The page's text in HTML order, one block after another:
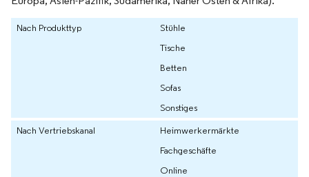
Nach Produkttyp
Stühle
Tische
Betten
Sofas
Sonstiges
Nach Vertriebskanal
Heimwerkermärkte
Fachgeschäfte
Online